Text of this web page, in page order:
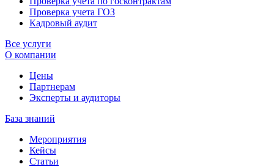
Проверка учета ГОЗ
Кадровый аудит
Все услуги
О компании
Цены
Партнерам
Эксперты и аудиторы
База знаний
Мероприятия
Кейсы
Статьи